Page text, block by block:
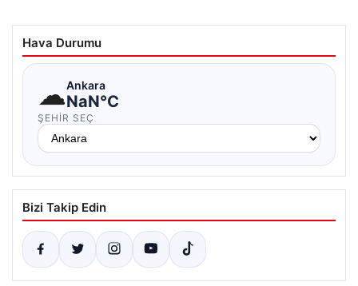
Hava Durumu
☁Ankara
NaN°C
ŞEHIR SEÇ
Bizi Takip Edin